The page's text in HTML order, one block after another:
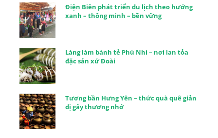
Điện Biên phát triển du lịch theo hướng
xanh – thông minh – bền vững
Làng làm bánh tẻ Phú Nhi – nơi lan tỏa
đặc sản xứ Đoài
Tương bần Hưng Yên – thức quà quê giản
dị gây thương nhớ